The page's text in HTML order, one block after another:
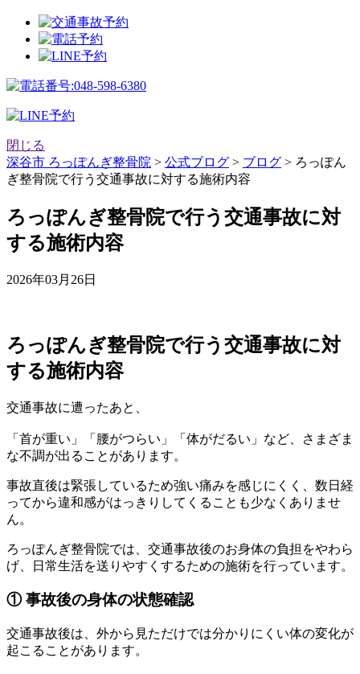
閉じる
深谷市 ろっぽんぎ整骨院 > 公式ブログ > ブログ > ろっぽん
ぎ整骨院で行う交通事故に対する施術内容
ろっぽんぎ整骨院で行う交通事故に対
する施術内容
2026年03月26日
ろっぽんぎ整骨院で行う交通事故に対
する施術内容
交通事故に遭ったあと、
「首が重い」「腰がつらい」「体がだるい」など、さまざま
な不調が出ることがあります。
事故直後は緊張しているため強い痛みを感じにくく、数日経
ってから違和感がはっきりしてくることも少なくありませ
ん。
ろっぽんぎ整骨院では、交通事故後のお身体の負担をやわら
げ、日常生活を送りやすくするための施術を行っています。
① 事故後の身体の状態確認
交通事故後は、外から見ただけでは分かりにくい体の変化が
起こることがあります。